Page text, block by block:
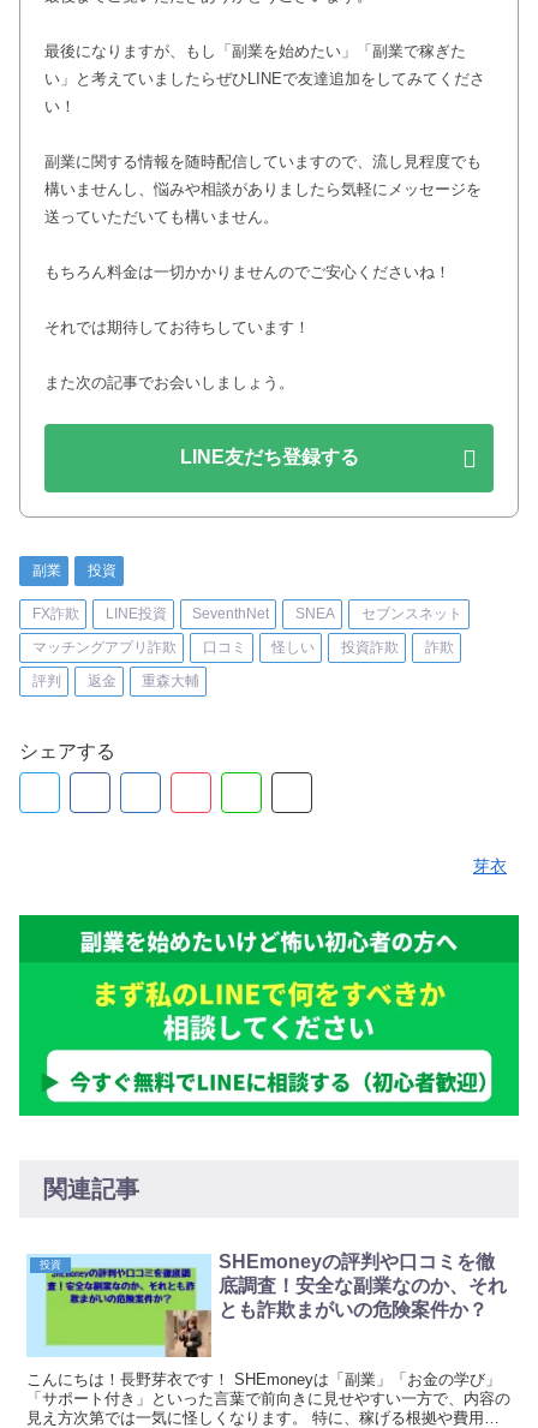
最後になりますが、もし「副業を始めたい」「副業で稼ぎた
い」と考えていましたらぜひLINEで友達追加をしてみてくださ
い！
副業に関する情報を随時配信していますので、流し見程度でも
構いませんし、悩みや相談がありましたら気軽にメッセージを
送っていただいても構いません。
もちろん料金は一切かかりませんのでご安心くださいね！
それでは期待してお待ちしています！
また次の記事でお会いしましょう。
LINE友だち登録する
副業 投資
FX詐欺 LINE投資 SeventhNet SNEA
セブンスネット
マッチングアプリ詐欺
口コミ 怪しい 投資詐欺
詐欺
評判
返金 重森大輔
シェアする
芽衣
関連記事
投資
SHEmoneyの評判や口コミを徹
底調査！安全な副業なのか、それ
とも詐欺まがいの危険案件か？
こんにちは！長野芽衣です！ SHEmoneyは「副業」「お金の学び」
「サポート付き」といった言葉で前向きに見せやすい一方で、内容の
見え方次第では一気に怪しくなります。 特に、稼げる根拠や費用の